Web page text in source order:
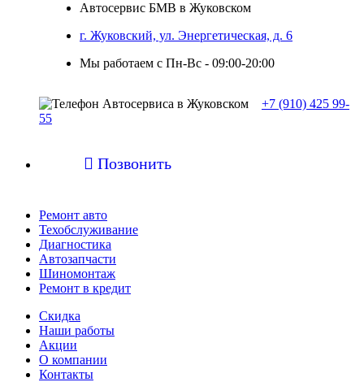
Автосервис БМВ в Жуковском
г. Жуковский, ул. Энергетическая, д. 6
Мы работаем с Пн-Вc - 09:00-20:00
+7 (910) 425 99-
55
 Позвонить
Ремонт авто
Техобслуживание
Диагностика
Автозапчасти
Шиномонтаж
Ремонт в кредит
Скидка
Наши работы
Акции
О компании
Контакты